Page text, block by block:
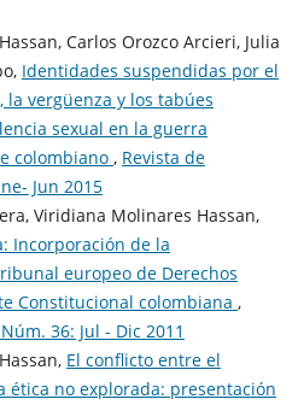
Carlos Orozco Arcieri, Julia
Identidades suspendidas por el
la vergüenza y los tabúes
sexual en la guerra
colombiano , Revista de
Jun 2015
Viridiana Molinares Hassan,
Incorporación de la
europeo de Derechos
Constitucional colombiana ,
36: Jul - Dic 2011
El conflicto entre el
ética no explorada: presentación